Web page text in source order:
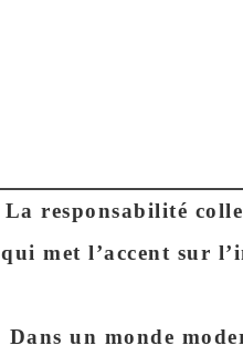
La responsabilité
qui met l’accent sur
Dans un monde